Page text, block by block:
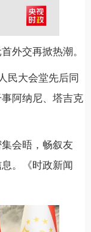
外交再掀热潮。
民大会堂先后同
阿纳尼、塔吉克
会晤，畅叙友
。《时政新闻